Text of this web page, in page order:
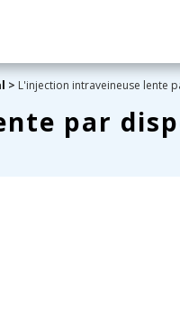
> L'injection intraveineuse lente
par